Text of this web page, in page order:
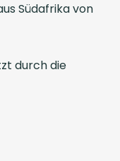
Südafrikavon
durch die